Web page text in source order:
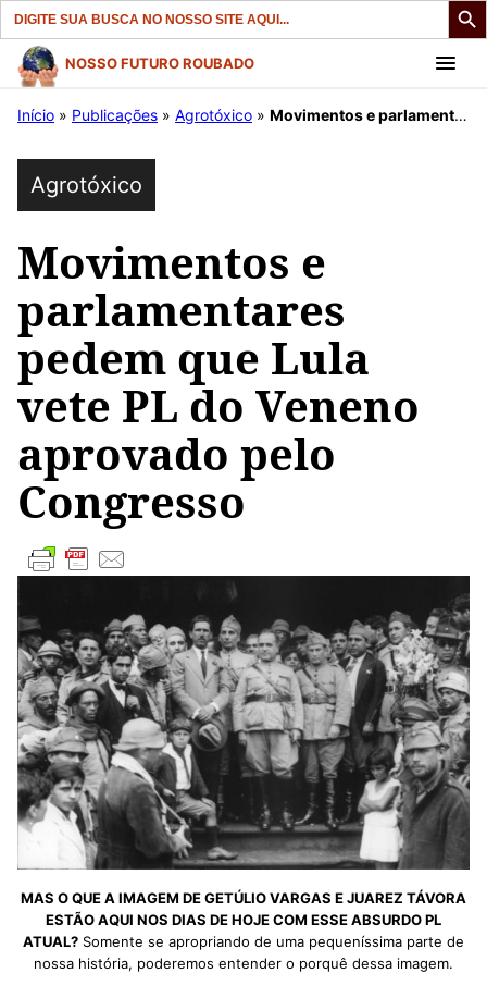
Search
for:
Pular
para
conteúdo
NOSSO FUTURO ROUBADO
Início » Publicações » Agrotóxico » Movimentos e parlamentares pedem que Lula vete PL do Veneno aprovado pelo Congresso
Agrotóxico
Movimentos e
parlamentares
pedem que Lula
vete PL do Veneno
aprovado pelo
Congresso
MAS O QUE A IMAGEM DE GETÚLIO VARGAS E JUAREZ TÁVORA
ESTÃO AQUI NOS DIAS DE HOJE COM ESSE ABSURDO PL
ATUAL? Somente se apropriando de uma pequeníssima parte de
nossa história, poderemos entender o porquê dessa imagem.